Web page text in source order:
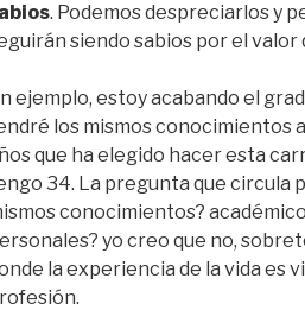
. Podemos despreciarlos y
siendo sabios por el valor
ejemplo, estoy acabando el
los mismos conocimientos
que ha elegido hacer esta
34. La pregunta que circula
conocimientos?
yo creo que no,
la experiencia de la vida es